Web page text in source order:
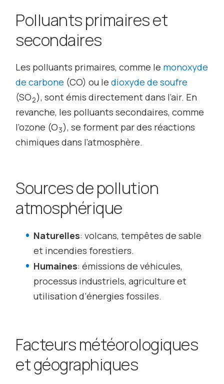
Polluants primaires et
secondaires
Les polluants primaires, comme le monoxyde
de carbone (CO) ou ledioxyde de soufre
(SO2), sont émis directement dans l’air. En
revanche, les polluants secondaires, comme
l’ozone (O3), se forment par des réactions
chimiques dans l’atmosphère.
Sources de pollution
atmosphérique
Naturelles: volcans, tempêtes de sable
et incendies forestiers.
Humaines: émissions de véhicules,
processus industriels, agriculture et
utilisation d’énergies fossiles.
Facteurs météorologiques
et géographiques